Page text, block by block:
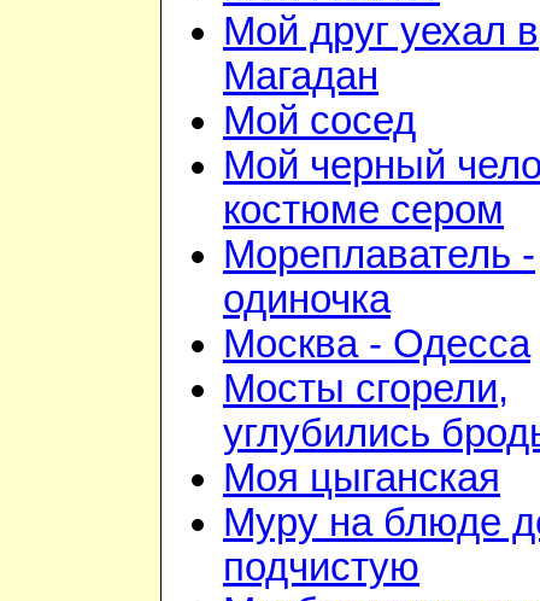
Мой друг уехал в
Магадан
Мой сосед
Мой черный
костюме сером
Мореплаватель -
одиночка
Москва - Одесса
Мосты сгорели,
углубились
Моя цыганская
Муру на блюде
подчистую